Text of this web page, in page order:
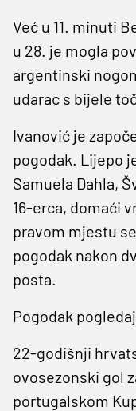
Već u 11. minuti
u 28. je mogla
argentinski
udarac s bijele
Ivanović je
pogodak. Lijepo
Samuela Dahla,
16-erca, domaći
pravom mjestu
pogodak nakon
posta.
Pogodak
22-godišnji
ovosezonski gol
portugalskom